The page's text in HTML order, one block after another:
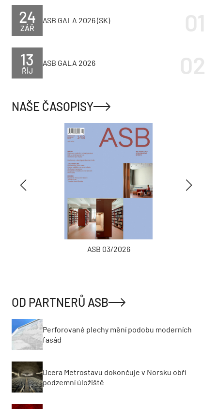
ZÁŘ
24 ASB GALA 2026 (SK)
ŘÍJ
13 ASB GALA 2026
NAŠE ČASOPISY
ASB 03/2026
OD PARTNERŮ ASB
Perforované plechy mění podobu moderních
fasád
Dcera Metrostavu dokončuje v Norsku obří
podzemní úložiště